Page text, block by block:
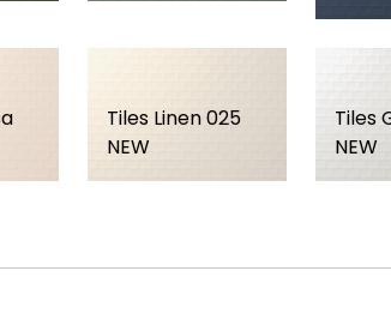
Tiles Linen 025
NEW
Tiles
NEW